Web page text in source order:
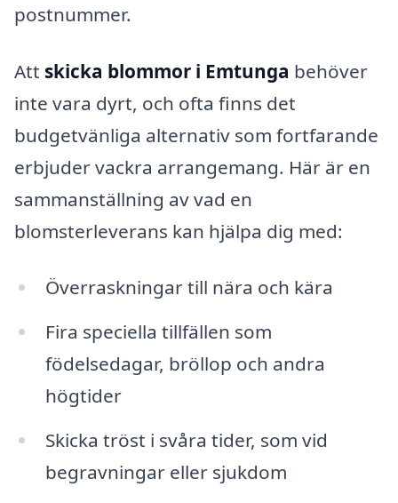
postnummer.
Att skicka blommor i Emtunga behöver
inte vara dyrt, och ofta finns det
budgetvänliga alternativ som fortfarande
erbjuder vackra arrangemang. Här är en
sammanställning av vad en
blomsterleverans kan hjälpa dig med:
Överraskningar till nära och kära
Fira speciella tillfällen som
födelsedagar, bröllop och andra
högtider
Skicka tröst i svåra tider, som vid
begravningar eller sjukdom